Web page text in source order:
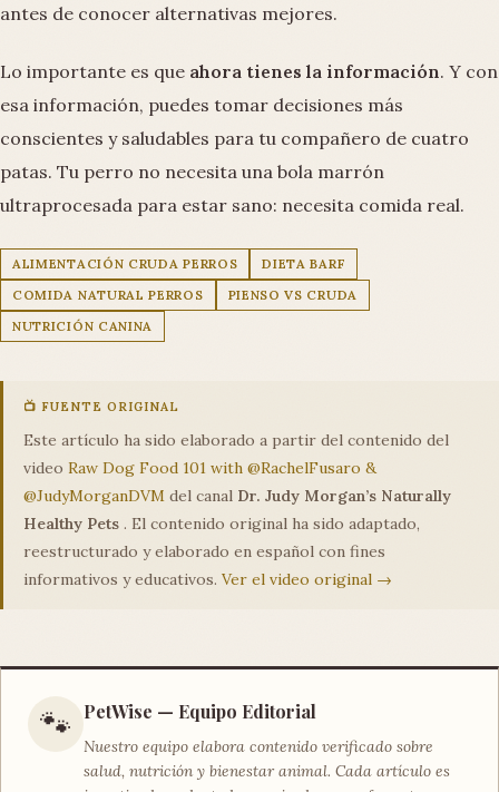
antes de conocer alternativas mejores.
Lo importante es que ahora tienes la información. Y con
esa información, puedes tomar decisiones más
conscientes y saludables para tu compañero de cuatro
patas. Tu perro no necesita una bola marrón
ultraprocesada para estar sano: necesita comida real.
ALIMENTACIÓN CRUDA PERROS
DIETA BARF
COMIDA NATURAL PERROS
PIENSO VS CRUDA
NUTRICIÓN CANINA
📺 FUENTE ORIGINAL
Este artículo ha sido elaborado a partir del contenido del
video Raw Dog Food 101 with @RachelFusaro &
@JudyMorganDVM del canal Dr. Judy Morgan’s Naturally
Healthy Pets . El contenido original ha sido adaptado,
reestructurado y elaborado en español con fines
informativos y educativos. Ver el video original →
🐾 PetWise — Equipo Editorial
Nuestro equipo elabora contenido verificado sobre
salud, nutrición y bienestar animal. Cada artículo es